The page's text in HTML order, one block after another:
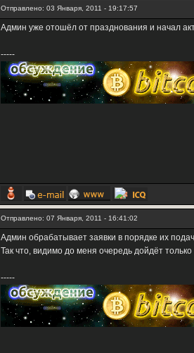
Отправлено: 03 Января, 2011 - 19:17:57
Админ уже отошёл от празднования и начал
-----
Отправлено: 07 Января, 2011 - 16:41:02
Админ обрабатывает заявки в порядке их
Так что, видимо до меня очередь дойдёт
-----